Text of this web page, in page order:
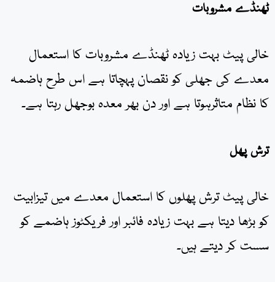
ٹھنڈے مشروبات
خالی پیٹ بہت زیادہ ٹھنڈے مشروبات کا استعمال
معدے کی جھلی کو نقصان پہچاتا ہے اس طرح ہاضمہ
کا نظام متاثرہوتا ہے اور دن بھر معدہ بوجھل رہتا ہے۔
ترش پھل
خالی پیٹ ترش پھلوں کا استعمال معدے میں تیزابیت
کو بڑھا دیتا ہے بہت زیادہ فائبر اور فریکٹوز ہاضمے کو
سست کر دیتے ہیں۔